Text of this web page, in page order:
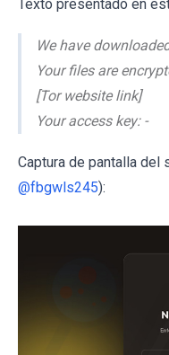
Texto presentado en
We have
Your files are
[Tor website link]
Your access key: -
Captura de pantalla del
@fbgwls245):